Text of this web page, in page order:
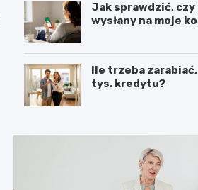
Jak sprawdzić,
wysłany na moje
Ile trzeba
tys. kredytu?